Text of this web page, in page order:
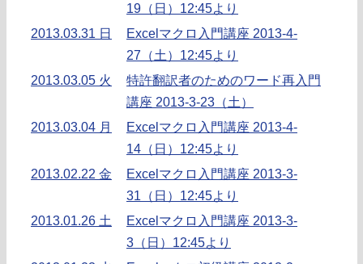
19（日）12:45より
2013.03.31 日
Excelマクロ入門講座 2013-4-
27（土）12:45より
2013.03.05 火
特許翻訳者のためのワード再入門
講座 2013-3-23（土）
2013.03.04 月
Excelマクロ入門講座 2013-4-
14（日）12:45より
2013.02.22 金
Excelマクロ入門講座 2013-3-
31（日）12:45より
2013.01.26 土
Excelマクロ入門講座 2013-3-
3（日）12:45より